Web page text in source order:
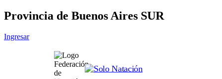
Provincia de Buenos Aires SUR
Ingresar